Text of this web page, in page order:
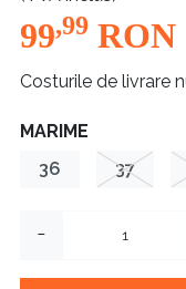
99,99 RON
Costurile de livrare
MARIME
36
37
−